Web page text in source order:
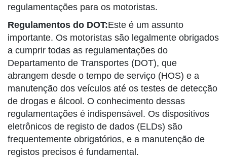
regulamentações para os motoristas.
Regulamentos do DOT:Este é um assunto
importante. Os motoristas são legalmente obrigados
a cumprir todas as regulamentações do
Departamento de Transportes (DOT), que
abrangem desde o tempo de serviço (HOS) e a
manutenção dos veículos até os testes de detecção
de drogas e álcool. O conhecimento dessas
regulamentações é indispensável. Os dispositivos
eletrônicos de registo de dados (ELDs) são
frequentemente obrigatórios, e a manutenção de
registos precisos é fundamental.